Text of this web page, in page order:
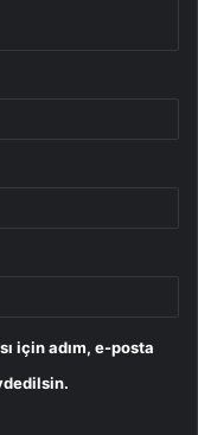
için adım, e-posta